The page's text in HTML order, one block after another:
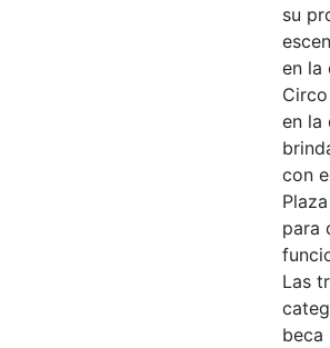
su
en la
en la
con
para
Las
beca